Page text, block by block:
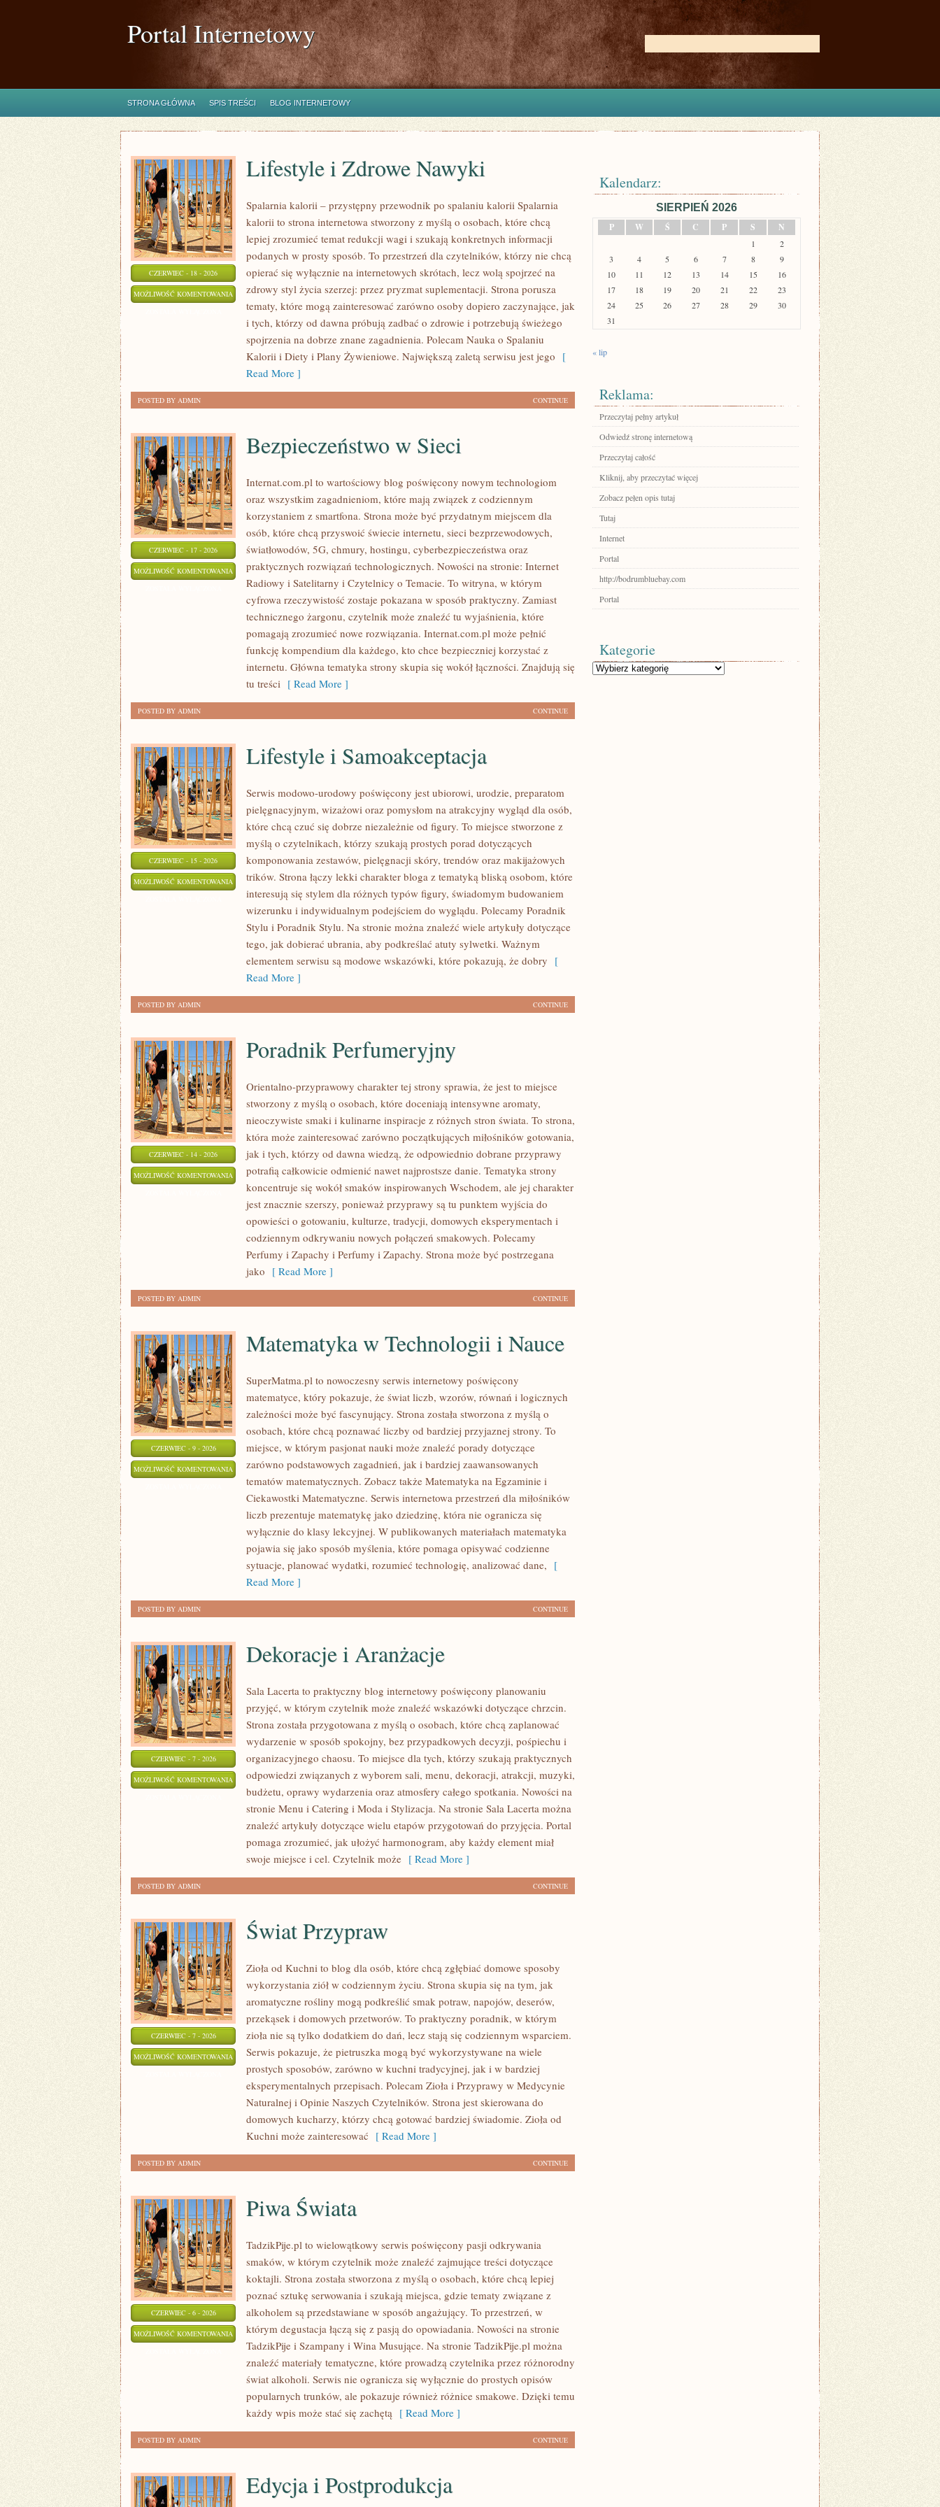
Portal Internetowy
STRONA GŁÓWNA SPIS TREŚCI BLOG INTERNETOWY
CZERWIEC - 18 - 2026
MOŻLIWOŚĆ KOMENTOWANIA LIFESTYLE
ZDROWE
NAWYKI
Lifestyle i Zdrowe Nawyki
Spalarnia kalorii – przystępny przewodnik po spalaniu kalorii Spalarnia
kalorii to strona internetowa stworzony z myślą o osobach, które chcą
lepiej zrozumieć temat redukcji wagi i szukają konkretnych informacji
podanych w prosty sposób. To przestrzeń dla czytelników, którzy nie chcą
opierać się wyłącznie na internetowych skrótach, lecz wolą spojrzeć na
zdrowy styl życia szerzej: przez pryzmat suplementacji. Strona porusza
tematy, które mogą zainteresować zarówno osoby dopiero zaczynające, jak
i tych, którzy od dawna próbują zadbać o zdrowie i potrzebują świeżego
spojrzenia na dobrze znane zagadnienia. Polecam Nauka o Spalaniu
Kalorii i Diety i Plany Żywieniowe. Największą zaletą serwisu jest jego [
Read More ]
CONTINUE
POSTED BY ADMIN
CZERWIEC - 17 - 2026
MOŻLIWOŚĆ KOMENTOWANIA BEZPIECZEŃSTWO
SIECI
Bezpieczeństwo w Sieci
Internat.com.pl to wartościowy blog poświęcony nowym technologiom
oraz wszystkim zagadnieniom, które mają związek z codziennym
korzystaniem z smartfona. Strona może być przydatnym miejscem dla
osób, które chcą przyswoić świecie internetu, sieci bezprzewodowych,
światłowodów, 5G, chmury, hostingu, cyberbezpieczeństwa oraz
praktycznych rozwiązań technologicznych. Nowości na stronie: Internet
Radiowy i Satelitarny i Czytelnicy o Temacie. To witryna, w którym
cyfrowa rzeczywistość zostaje pokazana w sposób praktyczny. Zamiast
technicznego żargonu, czytelnik może znaleźć tu wyjaśnienia, które
pomagają zrozumieć nowe rozwiązania. Internat.com.pl może pełnić
funkcję kompendium dla każdego, kto chce bezpieczniej korzystać z
internetu. Główna tematyka strony skupia się wokół łączności. Znajdują się
tu treści [ Read More ]
CONTINUE
POSTED BY ADMIN
CZERWIEC - 15 - 2026
MOŻLIWOŚĆ KOMENTOWANIA LIFESTYLE
SAMOAKCEPTACJA
Lifestyle i Samoakceptacja
Serwis modowo-urodowy poświęcony jest ubiorowi, urodzie, preparatom
pielęgnacyjnym, wizażowi oraz pomysłom na atrakcyjny wygląd dla osób,
które chcą czuć się dobrze niezależnie od figury. To miejsce stworzone z
myślą o czytelnikach, którzy szukają prostych porad dotyczących
komponowania zestawów, pielęgnacji skóry, trendów oraz makijażowych
trików. Strona łączy lekki charakter bloga z tematyką bliską osobom, które
interesują się stylem dla różnych typów figury, świadomym budowaniem
wizerunku i indywidualnym podejściem do wyglądu. Polecamy Poradnik
Stylu i Poradnik Stylu. Na stronie można znaleźć wiele artykuły dotyczące
tego, jak dobierać ubrania, aby podkreślać atuty sylwetki. Ważnym
elementem serwisu są modowe wskazówki, które pokazują, że dobry [
Read More ]
CONTINUE
POSTED BY ADMIN
CZERWIEC - 14 - 2026
MOŻLIWOŚĆ KOMENTOWANIA PORADNIK
PERFUMERYJNY
Poradnik Perfumeryjny
Orientalno-przyprawowy charakter tej strony sprawia, że jest to miejsce
stworzony z myślą o osobach, które doceniają intensywne aromaty,
nieoczywiste smaki i kulinarne inspiracje z różnych stron świata. To strona,
która może zainteresować zarówno początkujących miłośników gotowania,
jak i tych, którzy od dawna wiedzą, że odpowiednio dobrane przyprawy
potrafią całkowicie odmienić nawet najprostsze danie. Tematyka strony
koncentruje się wokół smaków inspirowanych Wschodem, ale jej charakter
jest znacznie szerszy, ponieważ przyprawy są tu punktem wyjścia do
opowieści o gotowaniu, kulturze, tradycji, domowych eksperymentach i
codziennym odkrywaniu nowych połączeń smakowych. Polecamy
Perfumy i Zapachy i Perfumy i Zapachy. Strona może być postrzegana
jako [ Read More ]
CONTINUE
POSTED BY ADMIN
CZERWIEC - 9 - 2026
MOŻLIWOŚĆ KOMENTOWANIA MATEMATYKA
TECHNOLOGII
NAUCE
Matematyka w Technologii i Nauce
SuperMatma.pl to nowoczesny serwis internetowy poświęcony
matematyce, który pokazuje, że świat liczb, wzorów, równań i logicznych
zależności może być fascynujący. Strona została stworzona z myślą o
osobach, które chcą poznawać liczby od bardziej przyjaznej strony. To
miejsce, w którym pasjonat nauki może znaleźć porady dotyczące
zarówno podstawowych zagadnień, jak i bardziej zaawansowanych
tematów matematycznych. Zobacz także Matematyka na Egzaminie i
Ciekawostki Matematyczne. Serwis internetowa przestrzeń dla miłośników
liczb prezentuje matematykę jako dziedzinę, która nie ogranicza się
wyłącznie do klasy lekcyjnej. W publikowanych materiałach matematyka
pojawia się jako sposób myślenia, które pomaga opisywać codzienne
sytuacje, planować wydatki, rozumieć technologię, analizować dane, [
Read More ]
CONTINUE
POSTED BY ADMIN
CZERWIEC - 7 - 2026
MOŻLIWOŚĆ KOMENTOWANIA DEKORACJE
ARANŻACJE
Dekoracje i Aranżacje
Sala Lacerta to praktyczny blog internetowy poświęcony planowaniu
przyjęć, w którym czytelnik może znaleźć wskazówki dotyczące chrzcin.
Strona została przygotowana z myślą o osobach, które chcą zaplanować
wydarzenie w sposób spokojny, bez przypadkowych decyzji, pośpiechu i
organizacyjnego chaosu. To miejsce dla tych, którzy szukają praktycznych
odpowiedzi związanych z wyborem sali, menu, dekoracji, atrakcji, muzyki,
budżetu, oprawy wydarzenia oraz atmosfery całego spotkania. Nowości na
stronie Menu i Catering i Moda i Stylizacja. Na stronie Sala Lacerta można
znaleźć artykuły dotyczące wielu etapów przygotowań do przyjęcia. Portal
pomaga zrozumieć, jak ułożyć harmonogram, aby każdy element miał
swoje miejsce i cel. Czytelnik może [ Read More ]
CONTINUE
POSTED BY ADMIN
CZERWIEC - 7 - 2026
MOŻLIWOŚĆ KOMENTOWANIA ŚWIAT
PRZYPRAW
Świat Przypraw
Zioła od Kuchni to blog dla osób, które chcą zgłębiać domowe sposoby
wykorzystania ziół w codziennym życiu. Strona skupia się na tym, jak
aromatyczne rośliny mogą podkreślić smak potraw, napojów, deserów,
przekąsek i domowych przetworów. To praktyczny poradnik, w którym
zioła nie są tylko dodatkiem do dań, lecz stają się codziennym wsparciem.
Serwis pokazuje, że pietruszka mogą być wykorzystywane na wiele
prostych sposobów, zarówno w kuchni tradycyjnej, jak i w bardziej
eksperymentalnych przepisach. Polecam Zioła i Przyprawy w Medycynie
Naturalnej i Opinie Naszych Czytelników. Strona jest skierowana do
domowych kucharzy, którzy chcą gotować bardziej świadomie. Zioła od
Kuchni może zainteresować [ Read More ]
CONTINUE
POSTED BY ADMIN
CZERWIEC - 6 - 2026
MOŻLIWOŚĆ KOMENTOWANIA PIWA
ŚWIATA
Piwa Świata
TadzikPije.pl to wielowątkowy serwis poświęcony pasji odkrywania
smaków, w którym czytelnik może znaleźć zajmujące treści dotyczące
koktajli. Strona została stworzona z myślą o osobach, które chcą lepiej
poznać sztukę serwowania i szukają miejsca, gdzie tematy związane z
alkoholem są przedstawiane w sposób angażujący. To przestrzeń, w
którym degustacja łączą się z pasją do opowiadania. Nowości na stronie
TadzikPije i Szampany i Wina Musujące. Na stronie TadzikPije.pl można
znaleźć materiały tematyczne, które prowadzą czytelnika przez różnorodny
świat alkoholi. Serwis nie ogranicza się wyłącznie do prostych opisów
popularnych trunków, ale pokazuje również różnice smakowe. Dzięki temu
każdy wpis może stać się zachętą [ Read More ]
CONTINUE
POSTED BY ADMIN
Edycja i Postprodukcja
Kalendarz:
SIERPIEŃ 2026
P
W Ś C P S N
1
2
3
4 5 6 7 8
9
10
11 12 13 14 15
16
17
18 19 20 21 22
23
24
25 26 27 28 29
30
31
« lip
Reklama:
Przeczytaj pełny artykuł
Odwiedź stronę internetową
Przeczytaj całość
Kliknij, aby przeczytać więcej
Zobacz pełen opis tutaj
Tutaj
Internet
Portal
http://bodrumbluebay.com
Portal
Kategorie
Kategorie